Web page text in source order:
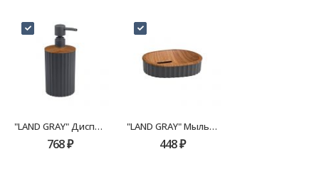
"LAND GRAY" Диспенсер FX-482-1
768₽
"LAND GRAY" Мыльница FX-482-4
448₽